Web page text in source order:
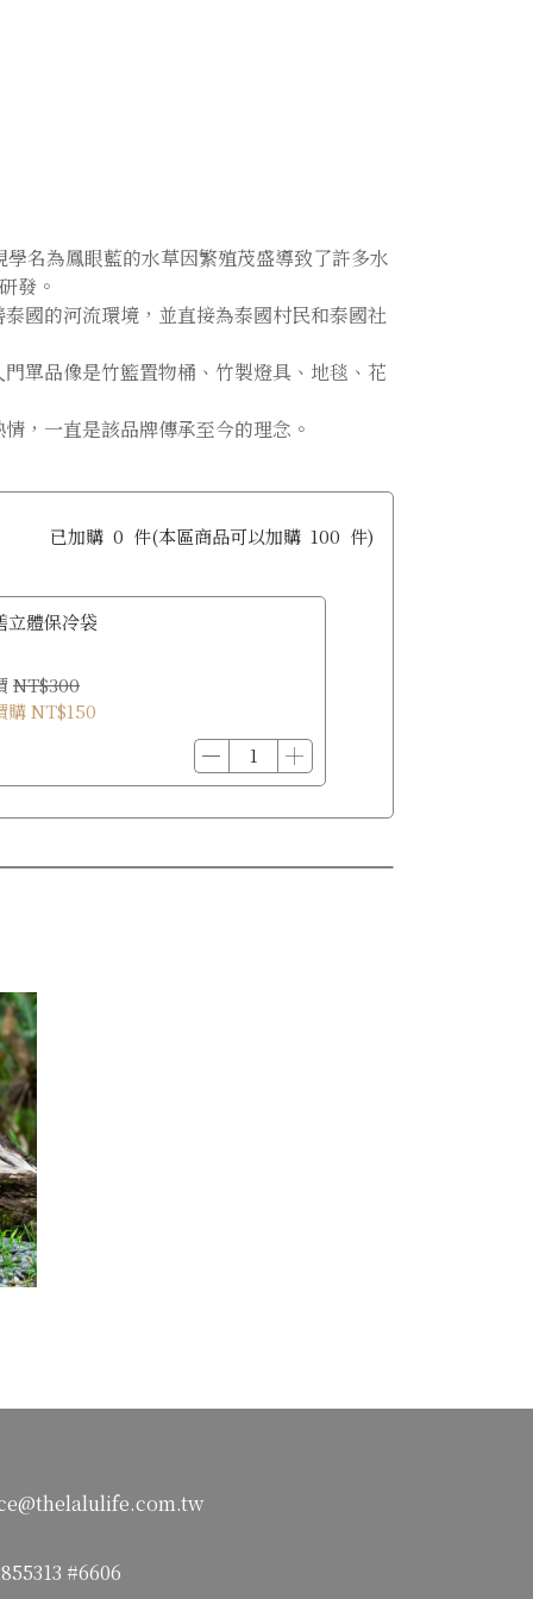
名為鳳眼藍的水草因繁殖茂盛導致了許多水
發。
國的河流環境，並直接為泰國村民和泰國社
單品像是竹籃置物桶、竹製燈具、地毯、花
，一直是該品牌傳承至今的理念。
已加購 0 件(本區商品可以加購 100 件)
立體保冷袋
NT$300
購NT$150
#6606